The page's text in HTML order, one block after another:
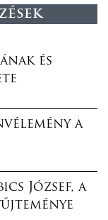
és
a
József, a